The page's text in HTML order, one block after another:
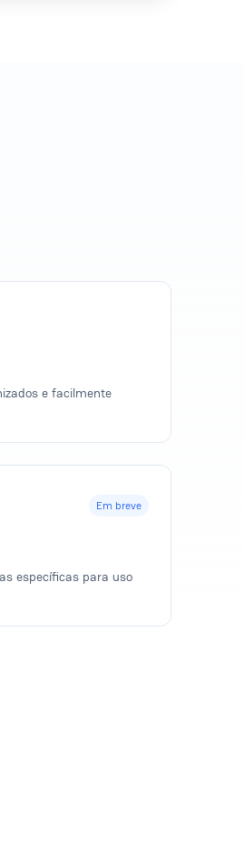
e facilmente
Em breve
específicas para uso